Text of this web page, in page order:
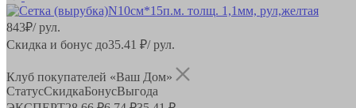
843₽/ рул.
Скидка и бонус до35.41 ₽/ рул.
Клуб покупателей «Ваш Дом»
СтатусСкидкаБонусВыгода